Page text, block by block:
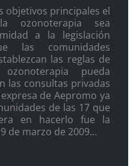
objetivos principales el
ozonoterapia sea
a la legislación
las comunidades
las reglas de
pueda
las consultas privadas
de Aepromo ya
de las 17 que
en hacerlo fue la
de marzo de 2009…